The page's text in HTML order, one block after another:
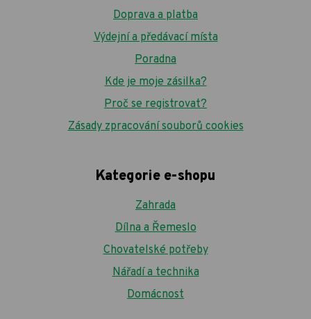
Doprava a platba
Výdejní a předávací místa
Poradna
Kde je moje zásilka?
Proč se registrovat?
Zásady zpracování souborů cookies
Kategorie e-shopu
Zahrada
Dílna a Řemeslo
Chovatelské potřeby
Nářadí a technika
Domácnost